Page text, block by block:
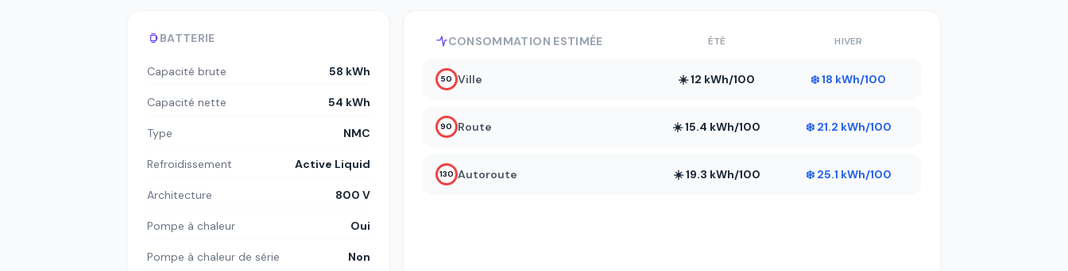
BATTERIE
Capacité brute 58 kWh
Capacité nette 54 kWh
Type NMC
Refroidissement Active Liquid
Architecture 800 V
Pompe à chaleur Oui
Pompe à chaleur de série Non
CONSOMMATION ESTIMÉE ÉTÉ HIVER
50 Ville ☀️ 12 kWh/100 ❄️ 18 kWh/100
90 Route ☀️ 15.4 kWh/100 ❄️ 21.2 kWh/100
130 Autoroute ☀️ 19.3 kWh/100 ❄️ 25.1 kWh/100